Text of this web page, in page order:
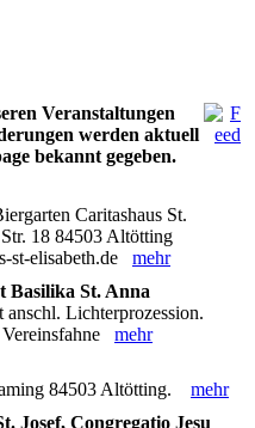
Veranstaltungen
werden aktuell
bekannt gegeben.
Caritashaus St.
18 84503 Altötting
st-elisabeth.de mehr
Basilika St. Anna
Lichterprozession.
mehr
84503 Altötting. mehr
Josef, Congregatio Jesu